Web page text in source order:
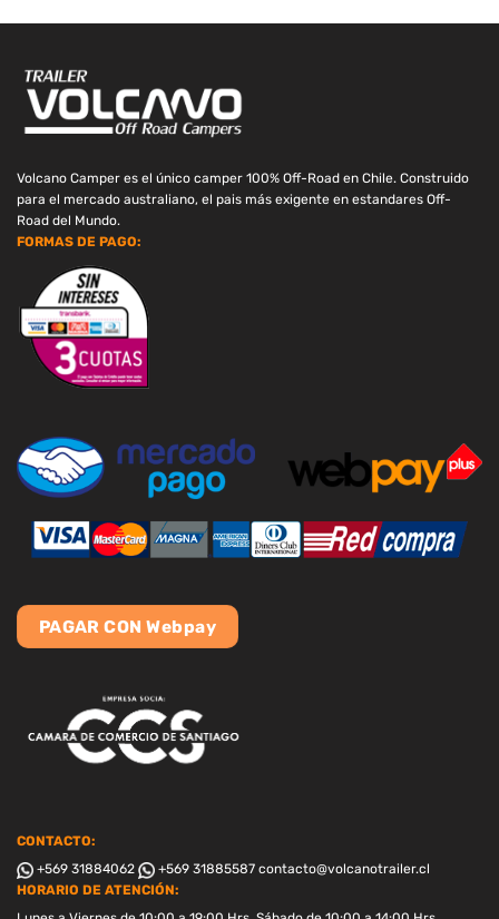
Volcano Camper es el único camper 100% Off-Road en Chile. Construido
para el mercado australiano, el pais más exigente en estandares Off-
Road del Mundo.
FORMAS DE PAGO:
PAGAR CON Webpay
CONTACTO:
+569 31884062
+569 31885587 contacto@volcanotrailer.cl
HORARIO DE ATENCIÓN: